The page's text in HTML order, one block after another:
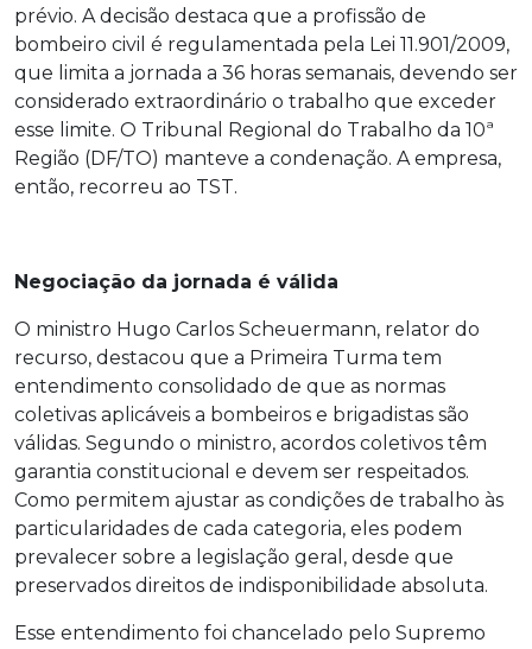
prévio. A decisão destaca que a profissão de
bombeiro civil é regulamentada pela Lei 11.901/2009,
que limita a jornada a 36 horas semanais, devendo ser
considerado extraordinário o trabalho que exceder
esse limite. O Tribunal Regional do Trabalho da 10ª
Região (DF/TO) manteve a condenação. A empresa,
então, recorreu ao TST.
Negociação da jornada é válida
O ministro Hugo Carlos Scheuermann, relator do
recurso, destacou que a Primeira Turma tem
entendimento consolidado de que as normas
coletivas aplicáveis a bombeiros e brigadistas são
válidas. Segundo o ministro, acordos coletivos têm
garantia constitucional e devem ser respeitados.
Como permitem ajustar as condições de trabalho às
particularidades de cada categoria, eles podem
prevalecer sobre a legislação geral, desde que
preservados direitos de indisponibilidade absoluta.
Esse entendimento foi chancelado pelo Supremo